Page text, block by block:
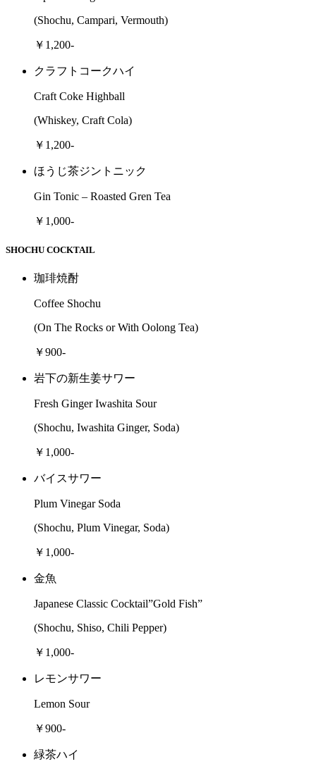
(Shochu, Campari, Vermouth)
￥1,200-
クラフトコークハイ
Craft Coke Highball
(Whiskey, Craft Cola)
￥1,200-
ほうじ茶ジントニック
Gin Tonic – Roasted Gren Tea
￥1,000-
SHOCHU COCKTAIL
珈琲焼酎
Coffee Shochu
(On The Rocks or With Oolong Tea)
￥900-
岩下の新生姜サワー
Fresh Ginger Iwashita Sour
(Shochu, Iwashita Ginger, Soda)
￥1,000-
バイスサワー
Plum Vinegar Soda
(Shochu, Plum Vinegar, Soda)
￥1,000-
金魚
Japanese Classic Cocktail”Gold Fish”
(Shochu, Shiso, Chili Pepper)
￥1,000-
レモンサワー
Lemon Sour
￥900-
緑茶ハイ